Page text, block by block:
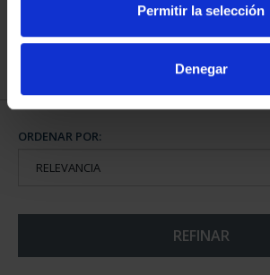
Permitir la selección
Denegar
ORDENAR POR:
REFINAR